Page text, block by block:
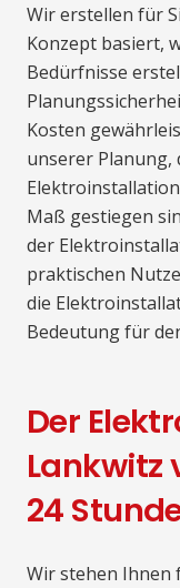
Wir erstellen für
Konzept basiert,
Bedürfnisse
Kosten
unserer Planung,
Maß gestiegen
der
praktischen
die
Bedeutung für
Der
Lankwitz
24
Wir stehen